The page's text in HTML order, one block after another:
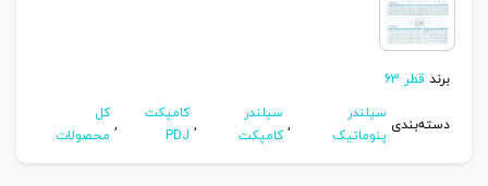
برند قطر 63
دسته‌بندی سیلندر
پنوماتیک
, سیلندر
کامپکت
,کامپکت
PDJ
,کل
محصولات